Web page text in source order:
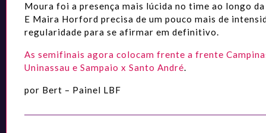
Moura foi a presença mais lúcida no time ao longo
E Maira Horford precisa de um pouco mais de
regularidade para se afirmar em definitivo.
As semifinais agora colocam frente a frente
Uninassau e Sampaio x Santo André.
por Bert – Painel LBF